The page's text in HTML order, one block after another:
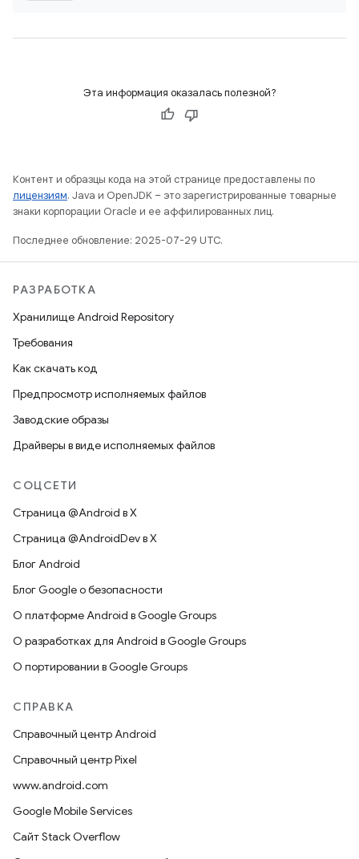
Эта информация оказалась полезной?
Контент и образцы кода на этой странице предоставлены по
лицензиям. Java и OpenJDK – это зарегистрированные товарные
знаки корпорации Oracle и ее аффилированных лиц.
Последнее обновление: 2025-07-29 UTC.
РАЗРАБОТКА
Хранилище Android Repository
Требования
Как скачать код
Предпросмотр исполняемых файлов
Заводские образы
Драйверы в виде исполняемых файлов
СОЦСЕТИ
Страница @Android в X
Страница @AndroidDev в X
Блог Android
Блог Google о безопасности
О платформе Android в Google Groups
О разработках для Android в Google Groups
О портировании в Google Groups
СПРАВКА
Справочный центр Android
Справочный центр Pixel
www.android.com
Google Mobile Services
Сайт Stack Overflow